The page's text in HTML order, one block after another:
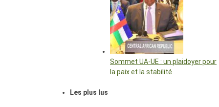
Sommet UA-UE : un plaidoyer pour
la paix et la stabilité
Les plus lus